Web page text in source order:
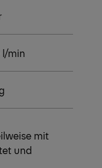
l/min
mit
und